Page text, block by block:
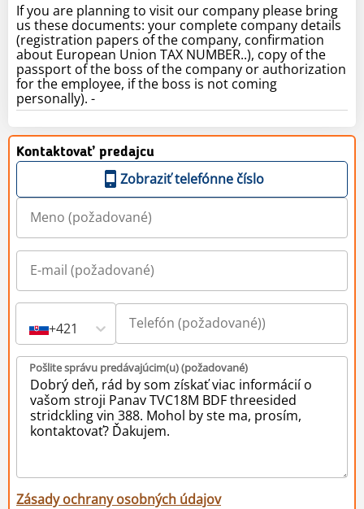
If you are planning to visit our company please bring
us these documents: your complete company details
(registration papers of the company, confirmation
about European Union TAX NUMBER..), copy of the
passport of the boss of the company or authorization
for the employee, if the boss is not coming
personally). -
Kontaktovať predajcu
Zobraziť telefónne číslo
+421
Pošlite správu predávajúcim(u) (požadované)
Zásady ochrany osobných údajov